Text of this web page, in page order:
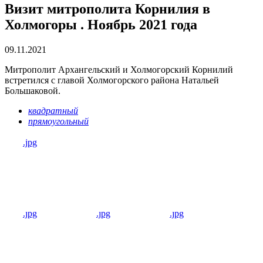
Визит митрополита Корнилия в
Холмогоры . Ноябрь 2021 года
09.11.2021
Митрополит Архангельский и Холмогорский Корнилий
встретился с главой Холмогорского района Натальей
Большаковой.
квадратный
прямоугольный